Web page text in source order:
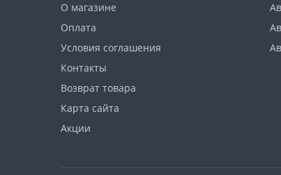
О магазине
Оплата
Условия соглашения
Контакты
Возврат товара
Карта сайта
Акции